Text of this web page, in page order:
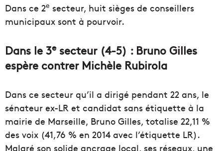
Dans ce 2e secteur, huit sièges de conseillers
municipaux sont à pourvoir.
Dans le 3esecteur (4-5) : Bruno Gilles
espère contrer Michèle Rubirola
Dans ce secteur qu’il a dirigé pendant 22 ans, le
sénateur ex-LR et candidat sans étiquette à la
mairie de Marseille, Bruno Gilles, totalise 22,11 %
des voix (41,76 % en 2014 avec l’étiquette LR).
Malgré son solide ancrage local, ses réseaux, une